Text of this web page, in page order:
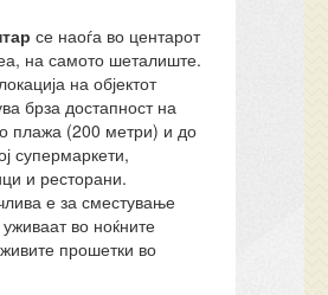
се наоѓа во центарот
на самото шеталиште.
на објектот
брза достапност на
плажа (200 метри) и до
супермаркети,
и ресторани.
е за сместување
уживаат во ноќните
прошетки во